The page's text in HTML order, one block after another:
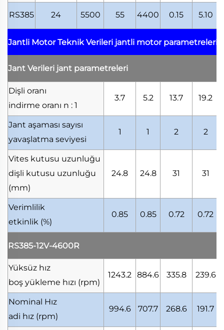
RS385 24 5500 55 4400 0.15 5.10
Jantli Motor Teknik Verileri jantli motor parametreleri
Jant Verileri jant parametreleri
Dişli oranı
indirme oranı n : 1
3.7 5.2 13.7 19.2
Jant aşaması sayısı
yavaşlatma seviyesi
1 1 2 2
Vites kutusu uzunluğu
dişli kutusu uzunluğu
(mm)
24.8 24.8 31 31
Verimlilik
etkinlik (%)
0.85 0.85 0.72 0.72
RS385-12V-4600R
Yüksüz hız
boş yükleme hızı (rpm)
1243.2 884.6 335.8 239.6
Nominal Hız
adi hız (rpm)
994.6 707.7 268.6 191.7